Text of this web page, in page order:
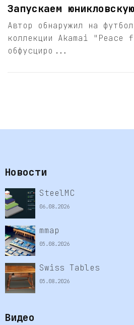
Запускаем
Автор обнаружил на
коллекции Akamai
обфусциро...
Новости
SteelMC
06.08.2026
mmap
05.08.2026
Swiss Tables
05.08.2026
Видео